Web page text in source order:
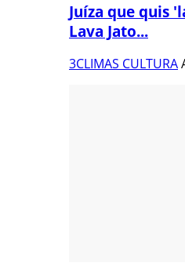
Juíza que quis
Lava Jato...
3CLIMAS CULTURA